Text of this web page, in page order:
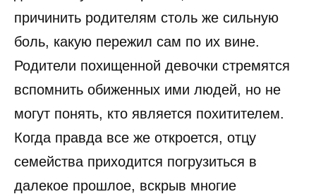
причинить родителям столь же сильную
боль, какую пережил сам по их вине.
Родители похищенной девочки стремятся
вспомнить обиженных ими людей, но не
могут понять, кто является похитителем.
Когда правда все же откроется, отцу
семейства приходится погрузиться в
далекое прошлое, вскрыв многие